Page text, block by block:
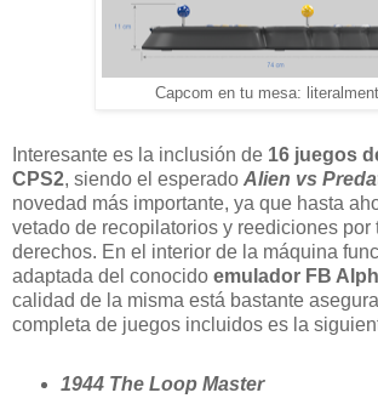
Capcom en tu mesa:
Interesante es la inclusión de 16 juegos
CPS2, siendo el esperado Alien vs
novedad más importante, ya que hasta
vetado de recopilatorios y reediciones por
derechos. En el interior de la máquina
adaptada del conocido emulador FB
calidad de la misma está bastante
completa de juegos incluidos es la
1944 The Loop Master